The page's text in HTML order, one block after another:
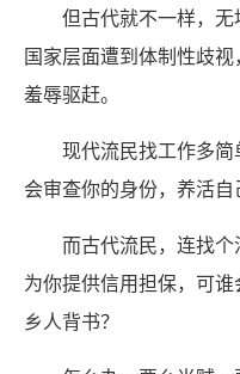
但古代就不一样，
国家层面遭到体制性歧
羞辱驱赶。
现代流民找工作多
会审查你的身份，养活自
而古代流民，连找
为你提供信用担保，可
乡人背书？